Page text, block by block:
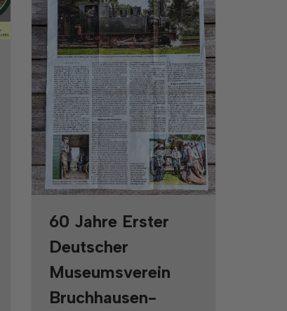
60 Jahre Erster
Deutscher
Museumsverein
Bruchhausen-